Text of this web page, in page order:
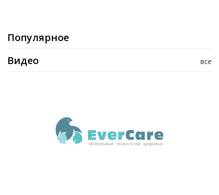
Популярное
все
Видео